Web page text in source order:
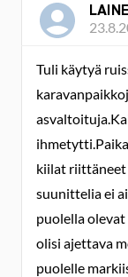
Tuli käytyä
kiilat riittäneet
suunittelia ei
puolella
olisi ajettava
puolelle